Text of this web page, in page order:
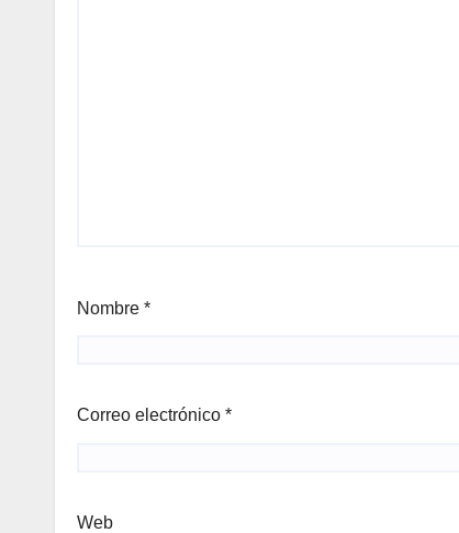
Nombre *
Correo electrónico *
Web